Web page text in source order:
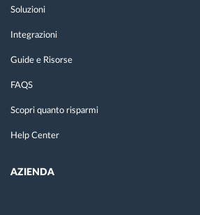
Soluzioni
Integrazioni
Guide e Risorse
FAQS
Scopri quanto risparmi
Help Center
AZIENDA